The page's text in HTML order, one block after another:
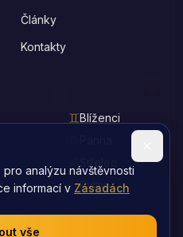
Články
Kontakty
Blíženci
Ryby
analýzu návštěvnosti
informací v Zásadách
vše